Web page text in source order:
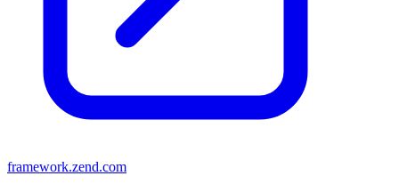
framework.zend.com